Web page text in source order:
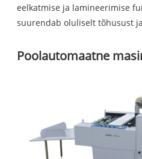
eelkatmise ja lamineerimise
suurendab oluliselt tõhusust
Poolautomaatne